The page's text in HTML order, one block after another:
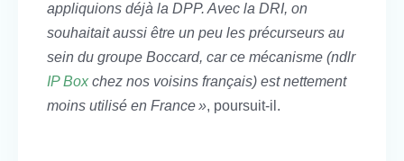
appliquions déjà la DPP. Avec la DRI, on
souhaitait aussi être un peu les précurseurs au
sein du groupe Boccard, car ce mécanisme (ndlr
IP Box chez nos voisins français) est nettement
moins utilisé en France », poursuit-il.